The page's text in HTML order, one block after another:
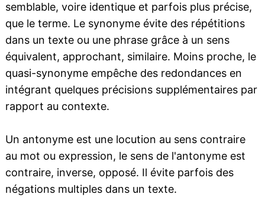
semblable, voire identique et parfois plus précise,
que le terme. Le synonyme évite des répétitions
dans un texte ou une phrase grâce à un sens
équivalent, approchant, similaire. Moins proche, le
quasi-synonyme empêche des redondances en
intégrant quelques précisions supplémentaires par
rapport au contexte.
Un antonyme est une locution au sens contraire
au mot ou expression, le sens de l'antonyme est
contraire, inverse, opposé. Il évite parfois des
négations multiples dans un texte.